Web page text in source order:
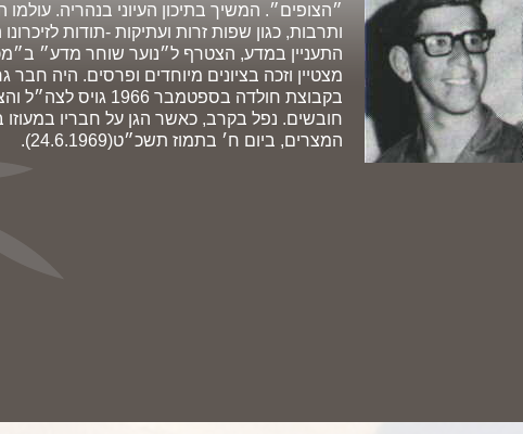
״הצופים״. המשיך בתיכון העיוני בנהריה. עולמו
ותרבות, כגון שפות זרות ועתיקות -תודות
התעניין במדע, הצטרף ל״נוער שוחר מדע״
מצטיין וזכה בציונים מיוחדים ופרסים. היה
בקבוצת חולדה בספטמבר
חובשים. נפל בקרב, כאשר הגן על חבריו במעוזו
המצרים, ביום ח׳ בתמוז תשכ״ט(24.6.1969).